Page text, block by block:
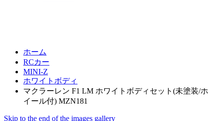
ホーム
RCカー
MINI-Z
ホワイトボディ
マクラーレン F1 LM ホワイトボディセット(未塗装/ホ
イール付) MZN181
Skip to the end of the images gallery